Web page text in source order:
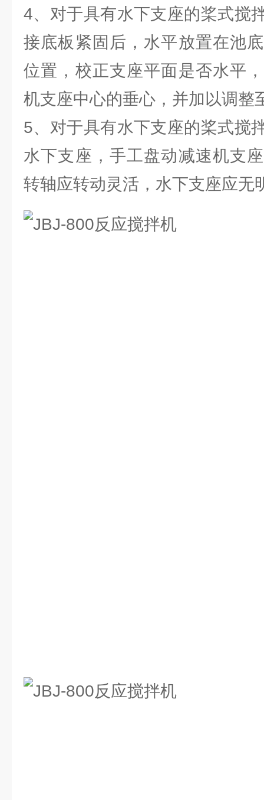
4、对于具有水下支座的桨式搅
接底板紧固后，水平放置在池
位置，校正支座平面是否水平
机支座中心的垂心，并加以调整
5、对于具有水下支座的桨式搅
水下支座，手工盘动减速机支
转轴应转动灵活，水下支座应无